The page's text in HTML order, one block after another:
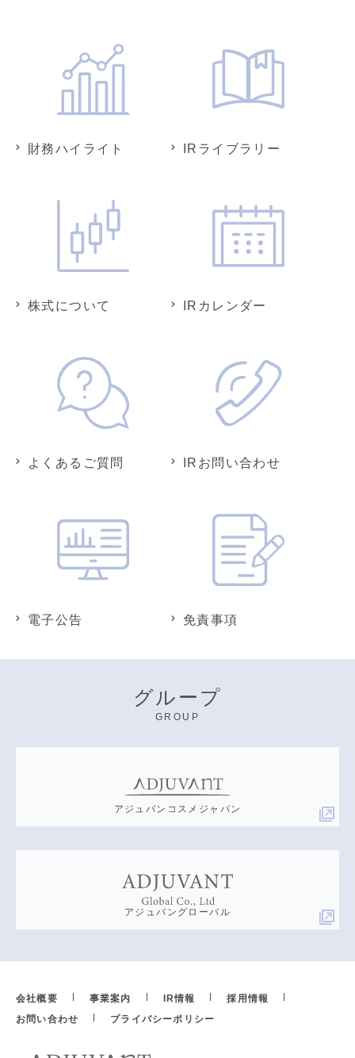
財務ハイライト IRライブラリー
株式について IRカレンダー
よくあるご質問 IRお問い合わせ
電子公告 免責事項
グループ
GROUP
アジュバンコスメジャパン
アジュバングローバル
会社概要 事業案内 IR情報
採用情報
お問い合わせ
プライバシーポリシー